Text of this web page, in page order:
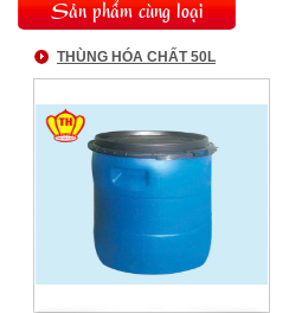
Sản phẩm cùng loại
THÙNG HÓA CHẤT 50L